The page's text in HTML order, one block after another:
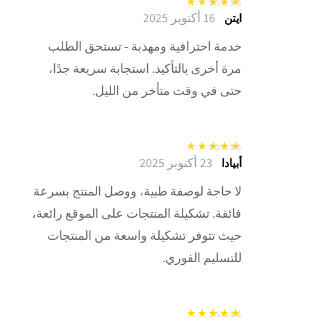
تم التقييم5 من ايتن 16 أكتوبر 2025
خدمة احترافية ومهذبة - تستحق الطلب
مرة أخرى بالتأكيد. استجابة سريعة جدًا،
حتى في وقت متأخر من الليل.
تم التقييم5من أبيادا 23 أكتوبر 2025
لا حاجة لوصفة طبية، ووصل المنتج بسرعة
فائقة. تشكيلة المنتجات على الموقع رائعة،
حيث تتوفر تشكيلة واسعة من المنتجات
للتسليم الفوري.